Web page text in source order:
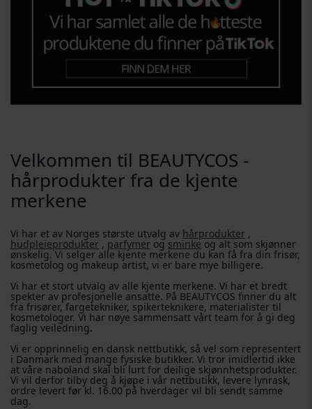
Velkommen til BEAUTYCOS -
hårprodukter fra de kjente
merkene
Vi har et av Norges største utvalg av hårprodukter ,
hudpleieprodukter , parfymer og sminke og alt som skjønner
ønskelig. Vi selger alle kjente merkene du kan få fra din frisør,
kosmetolog og makeup artist, vi er bare mye billigere.
Vi har et stort utvalg av alle kjente merkene. Vi har et bredt
spekter av profesjonelle ansatte. På BEAUTYCOS finner du alt
fra frisører, fargetekniker, spikerteknikere, materialister til
kosmetologer. Vi har nøye sammensatt vårt team for å gi deg
faglig veiledning.
Vi er opprinnelig en dansk nettbutikk, så vel som representert
i Danmark med mange fysiske butikker. Vi tror imidlertid ikke
at våre naboland skal bli lurt for deilige skjønnhetsprodukter.
Vi vil derfor tilby deg å kjøpe i vår nettbutikk, levere lynrask,
ordre levert før kl. 16.00 på hverdager vil bli sendt samme
dag.